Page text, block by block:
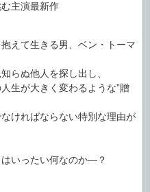
主演最新作
えて生きる男、ベン・トーマ
らぬ他人を探し出し、
生が大きく変わるような”贈
ければならない特別な理由が
いったい何なのか―？